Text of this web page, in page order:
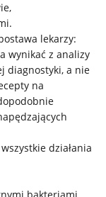
lekarzy:
wynikać z analizy
diagnostyki, a nie
na
działania